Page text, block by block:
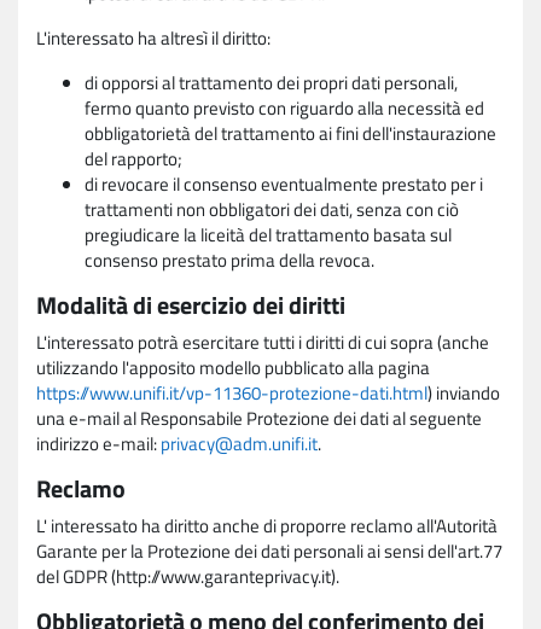
L'interessato ha altresì il diritto:
di opporsi al trattamento dei propri dati personali,
fermo quanto previsto con riguardo alla necessità ed
obbligatorietà del trattamento ai fini dell'instaurazione
del rapporto;
di revocare il consenso eventualmente prestato per i
trattamenti non obbligatori dei dati, senza con ciò
pregiudicare la liceità del trattamento basata sul
consenso prestato prima della revoca.
Modalità di esercizio dei diritti
L'interessato potrà esercitare tutti i diritti di cui sopra (anche
utilizzando l'apposito modello pubblicato alla pagina
https://www.unifi.it/vp-11360-protezione-dati.html) inviando
una e-mail al Responsabile Protezione dei dati al seguente
indirizzo e-mail:privacy@adm.unifi.it.
Reclamo
L' interessato ha diritto anche di proporre reclamo all'Autorità
Garante per la Protezione dei dati personali ai sensi dell'art.77
del GDPR (http://www.garanteprivacy.it).
Obbligatorietà o meno del conferimento dei